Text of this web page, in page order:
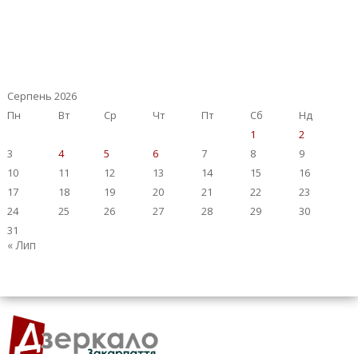
Серпень 2026
Пн
Вт Ср Чт Пт Сб
Нд
1
2
3
4 5 6 7 8
9
10
11 12 13 14 15
16
17
18 19 20 21 22
23
24
25 26 27 28 29
30
31
« Лип